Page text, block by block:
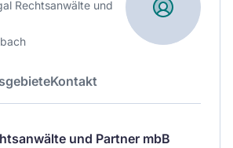
Rechtsanwälte und
Kontakt
und Partner mbB